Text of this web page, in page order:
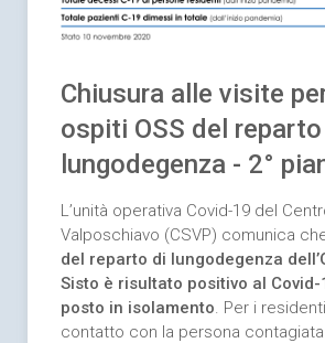
Chiusura alle visite
ospiti OSS del
lungodegenza - 2°
L’unità operativa Covid-19 del
Valposchiavo (CSVP) comunica
del reparto di lungodegenza
Sisto è risultato positivo al
posto in isolamento. Per i
contatto con la persona